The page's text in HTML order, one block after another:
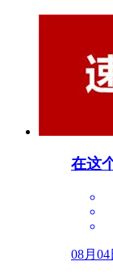
在这
08月04